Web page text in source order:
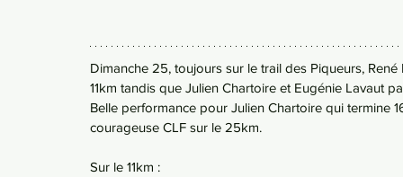
Dimanche 25, toujours sur le trail des Piqueurs,
11km tandis que Julien Chartoire et Eugénie Lavaut
Belle performance pour Julien Chartoire qui termine
courageuse CLF sur le 25km.
Sur le 11km :